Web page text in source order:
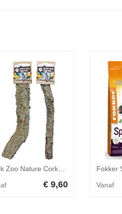
Back Zoo Nature Corky Perch - S
€ 9,60 Vanaf